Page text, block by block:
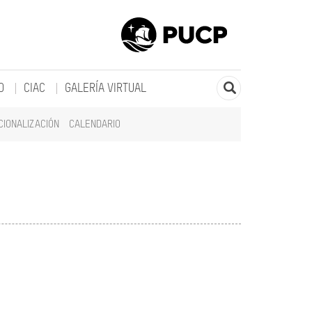
CALENDARIO
CIAC GALERÍA VIRTUAL